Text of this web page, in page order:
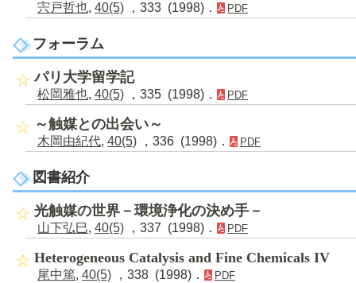
宍戸哲也, 40(5) ，333 (1998)． PDF
フォーラム
パリ大学留学記
松岡雅也, 40(5) ，335 (1998)． PDF
～触媒との出会い～
木岡由紀代, 40(5) ，336 (1998)． PDF
図書紹介
光触媒の世界－環境浄化の決め手－
山下弘巳, 40(5) ，337 (1998)． PDF
Heterogeneous Catalysis and Fine Chemicals IV
尾中篤, 40(5) ，338 (1998)． PDF